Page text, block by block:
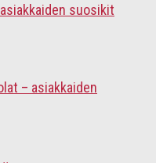
suosikit
– asiakkaiden